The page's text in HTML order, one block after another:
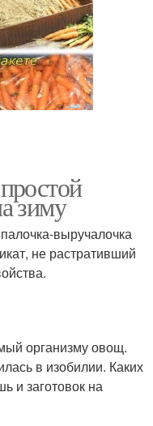
зиму
выручалочка
не растративший
организму овощ.
в изобилии. Каких
и заготовок на